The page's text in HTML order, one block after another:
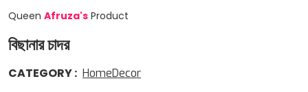
Queen Afruza's Product
বিছানার চাদর
CATEGORY: HomeDecor